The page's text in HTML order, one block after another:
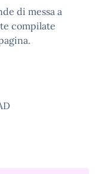
di messa a
compilate